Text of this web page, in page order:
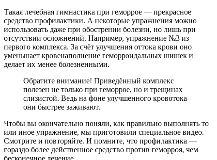
Такая лечебная гимнастика при геморрое — прекрасное
средство профилактики. А некоторые упражнения можно
использовать даже при обострении болезни, но лишь при
отсутствии осложнений. Например, упражнение №3 из
первого комплекса. За счёт улучшения оттока крови оно
уменьшает кровенаполнение геморроидальных шишек и
делает их менее болезненными.
Обратите внимание! Приведённый комплекс
полезен не только при геморрое, но и трещинах
слизистой. Ведь на фоне улучшенного кровотока
они быстрее заживают.
Чтобы вы окончательно поняли, как правильно выполнять то
или иное упражнение, мы приготовили специальное видео.
Смотрите и повторяйте. И помните, что профилактика —
гораздо более действенное средство против геморроя, чем
бесконечное лечение.